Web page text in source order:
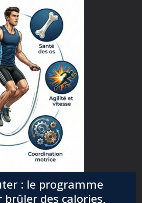
: le programme
des calories,